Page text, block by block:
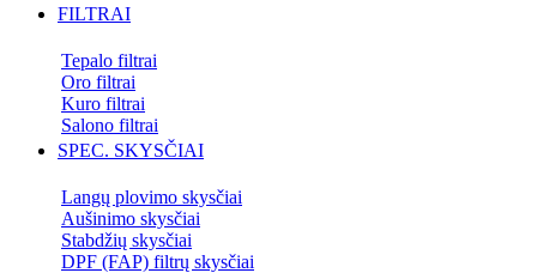
FILTRAI
Tepalo filtrai
Oro filtrai
Kuro filtrai
Salono filtrai
SPEC. SKYSČIAI
Langų plovimo skysčiai
Aušinimo skysčiai
Stabdžių skysčiai
DPF (FAP) filtrų skysčiai